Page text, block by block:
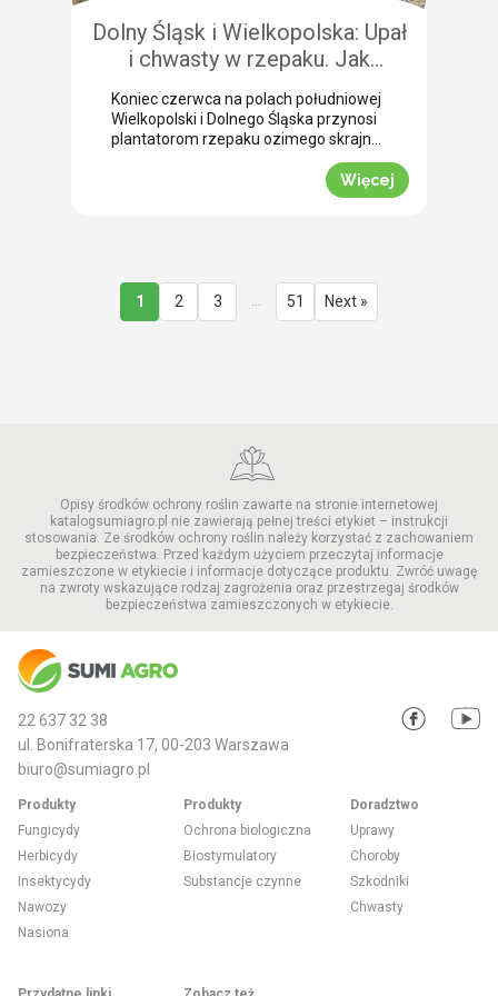
Dolny Śląsk i Wielkopolska: Upał
i chwasty w rzepaku. Jak
uratować plon przed samym
wjazdem kombajnu?
Koniec czerwca na polach południowej
Wielkopolski i Dolnego Śląska przynosi
plantatorom rzepaku ozimego skrajne
emocje (BBCH 80-83). Ostatnie opady
deszczu poprawiły ogólną kondycję
roślin. Jednak wywołały jednocześnie
Jak informuje nasz ekspert Mariusz
Staniek, skuteczna desykacja rzepaku
przed zbiorem oraz wcześniejsza
Więcej
1 2 3 51 Next »
Opisy środków ochrony roślin zawarte na stronie internetowej
katalogsumiagro.pl nie zawierają pełnej treści etykiet – instrukcji
stosowania. Ze środków ochrony roślin należy korzystać z zachowaniem
bezpieczeństwa. Przed każdym użyciem przeczytaj informacje
zamieszczone w etykiecie i informacje dotyczące produktu. Zwróć uwagę
na zwroty wskazujące rodzaj zagrożenia oraz przestrzegaj środków
bezpieczeństwa zamieszczonych w etykiecie.
22 637 32 38
ul. Bonifraterska 17, 00-203 Warszawa
biuro@sumiagro.pl
Produkty
Fungicydy
Herbicydy
Insektycydy
Nawozy
Nasiona
Produkty
Ochrona biologiczna
Biostymulatory
Substancje czynne
Doradztwo
Uprawy
Choroby
Szkodniki
Chwasty